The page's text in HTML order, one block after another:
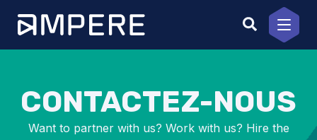
contenu
CONTACTEZ-NOUS
Want to partner with us? Work with us? Hire the